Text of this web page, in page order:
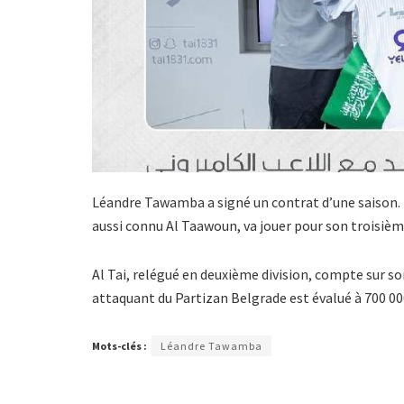
Léandre Tawamba a signé un contrat d’une
aussi connu Al Taawoun, va jouer pour son
Al Tai, relégué en deuxième division, compte sur
attaquant du Partizan Belgrade est évalué à 700
Mots-clés : Léandre Tawamba